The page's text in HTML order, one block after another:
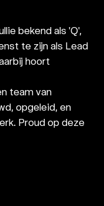
bekend als 'Q',
te zijn als Lead
hoort
team van
opgeleid, en
Proud op deze